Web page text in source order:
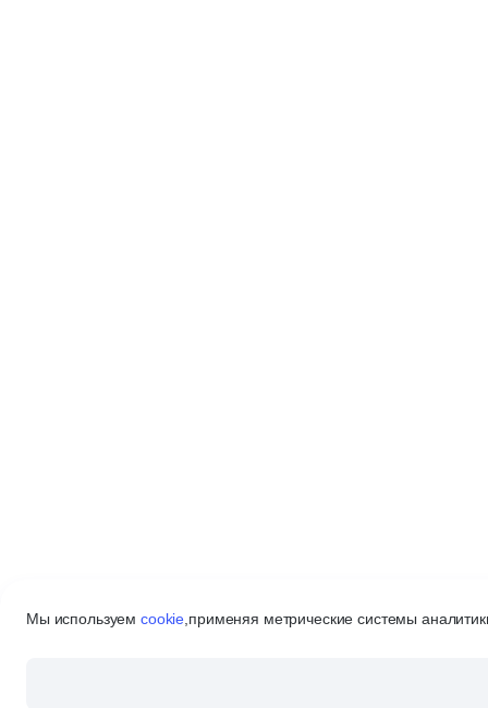
Мы используемcookie применяя метрические системы